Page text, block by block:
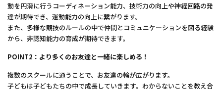
動を円滑に行うコーディネーション能力、技術力の向上や神経回路の発
達が期待でき、運動能力の向上に繋がります。
また、多様な競技のルールの中で仲間とコミュニケーションを図る経験
から、非認知能力の育成が期待できます。
POINT2：より多くのお友達と一緒に楽しめる！
複数のスクールに通うことで、お友達の輪が広がります。
子どもは子どもたちの中で成長していきます。わからないことを教え合